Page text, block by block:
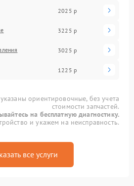
2025 р
3225 р
3025 р
1225 р
ориентировочные, без учета
стоимости запчастей.
на бесплатную диагностику.
и укажем на неисправность.
все услуги